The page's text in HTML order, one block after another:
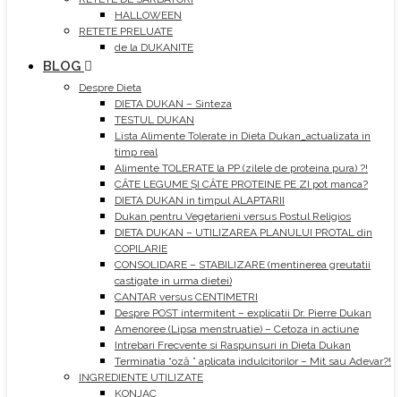
HALLOWEEN
RETETE PRELUATE
de la DUKANITE
BLOG
Despre Dieta
DIETA DUKAN – Sinteza
TESTUL DUKAN
Lista Alimente Tolerate in Dieta Dukan_actualizata in
timp real
Alimente TOLERATE la PP (zilele de proteina pura) ?!
CÂTE LEGUME ȘI CÂTE PROTEINE PE ZI pot manca?
DIETA DUKAN in timpul ALAPTARII
Dukan pentru Vegetarieni versus Postul Religios
DIETA DUKAN – UTILIZAREA PLANULUI PROTAL din
COPILARIE
CONSOLIDARE – STABILIZARE (mentinerea greutatii
castigate in urma dietei)
CANTAR versus CENTIMETRI
Despre POST intermitent – explicatii Dr. Pierre Dukan
Amenoree (Lipsa menstruatie) – Cetoza in actiune
Intrebari Frecvente si Raspunsuri in Dieta Dukan
Terminatia “oză ” aplicata indulcitorilor – Mit sau Adevar?!
INGREDIENTE UTILIZATE
KONJAC